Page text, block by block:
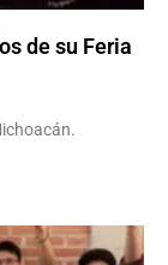
de su Feria